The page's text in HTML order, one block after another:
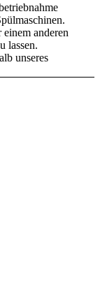
anderen
lassen.
unseres